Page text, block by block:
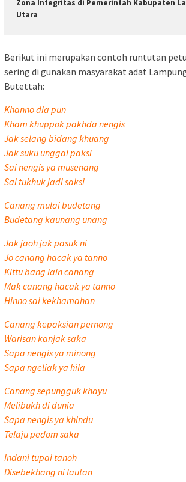
Zona Integritas di Pemerintah Kabupaten
Utara
Berikut ini merupakan contoh runtutan
sering di gunakan masyarakat adat
Butettah:
Khanno dia pun
Kham khuppok pakhda nengis
Jak selang bidang khuang
Jak suku unggal paksi
Sai nengis ya musenang
Sai tukhuk jadi saksi
Canang mulai budetang
Budetang kaunang unang
Jak jaoh jak pasuk ni
Jo canang hacak ya tanno
Kittu bang lain canang
Mak canang hacak ya tanno
Hinno sai kekhamahan
Canang kepaksian pernong
Warisan kanjak saka
Sapa nengis ya minong
Sapa ngeliak ya hila
Canang sepungguk khayu
Melibukh di dunia
Sapa nengis ya khindu
Telaju pedom saka
Indani tupai tanoh
Disebekhang ni lautan